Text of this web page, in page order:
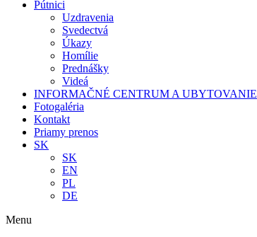
Pútnici
Uzdravenia
Svedectvá
Úkazy
Homílie
Prednášky
Videá
INFORMAČNÉ CENTRUM A UBYTOVANIE
Fotogaléria
Kontakt
Priamy prenos
SK
SK
EN
PL
DE
Menu